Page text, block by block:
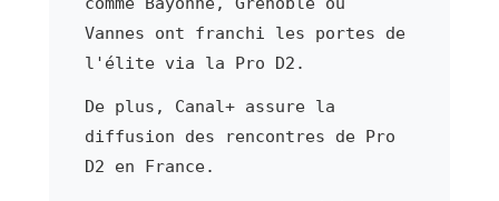
Vannes ont franchi les portes de
l'élite via la Pro D2.
De plus, Canal+ assure la
diffusion des rencontres de Pro
D2 en France.